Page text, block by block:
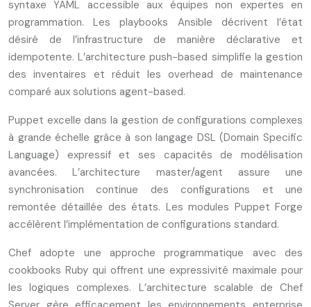
syntaxe YAML accessible aux équipes non expertes en
programmation. Les playbooks Ansible décrivent l’état
désiré de l’infrastructure de manière déclarative et
idempotente. L’architecture push-based simplifie la gestion
des inventaires et réduit les overhead de maintenance
comparé aux solutions agent-based.
Puppet excelle dans la gestion de configurations complexes
à grande échelle grâce à son langage DSL (Domain Specific
Language) expressif et ses capacités de modélisation
avancées. L’architecture master/agent assure une
synchronisation continue des configurations et une
remontée détaillée des états. Les modules Puppet Forge
accélèrent l’implémentation de configurations standard.
Chef adopte une approche programmatique avec des
cookbooks Ruby qui offrent une expressivité maximale pour
les logiques complexes. L’architecture scalable de Chef